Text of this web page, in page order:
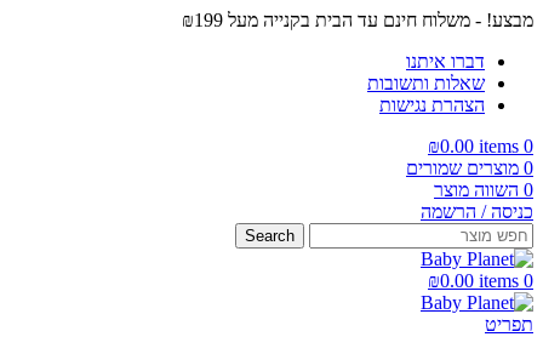
מבצע! - משלוח חינם עד הבית בקנייה מעל ₪199
דברו איתנו
שאלות ותשובות
הצהרת נגישות
0
items
₪0.00
0 מוצרים שמורים
0 השווה מוצר
כניסה / הרשמה
Search
0
items
₪0.00
תפריט